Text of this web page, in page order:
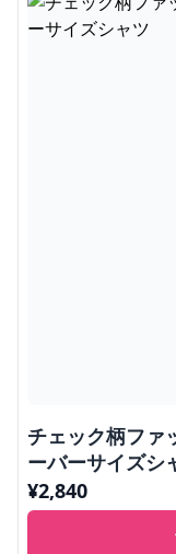
チェック柄ファ
ーバーサイズシ
¥2,840